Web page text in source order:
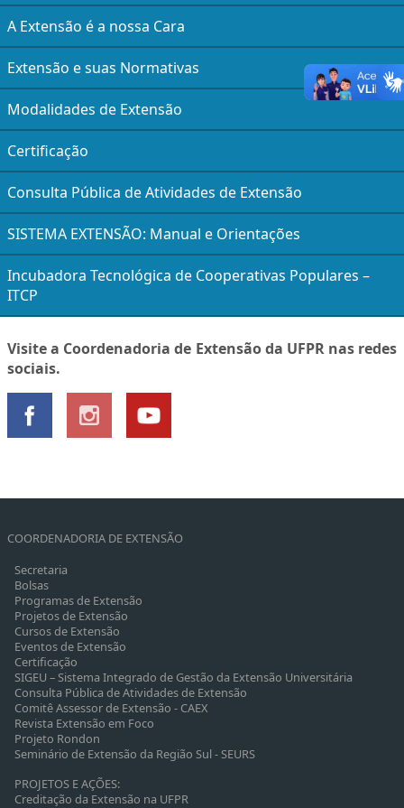
A Extensão é a nossa Cara
Extensão e suas Normativas
Modalidades de Extensão
Certificação
Consulta Pública de Atividades de Extensão
SISTEMA EXTENSÃO: Manual e Orientações
Incubadora Tecnológica de Cooperativas Populares –
ITCP
Visite a Coordenadoria de Extensão da UFPR nas redes
sociais.
COORDENADORIA DE EXTENSÃO
Secretaria
Bolsas
Programas de Extensão
Projetos de Extensão
Cursos de Extensão
Eventos de Extensão
Certificação
SIGEU – Sistema Integrado de Gestão da Extensão Universitária
Consulta Pública de Atividades de Extensão
Comitê Assessor de Extensão - CAEX
Revista Extensão em Foco
Projeto Rondon
Seminário de Extensão da Região Sul - SEURS
PROJETOS E AÇÕES:
Creditação da Extensão na UFPR